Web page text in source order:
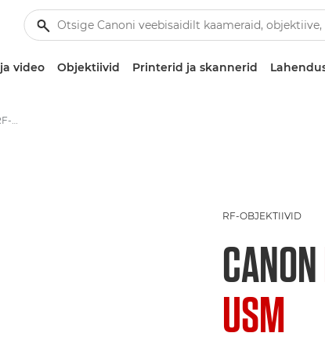
video Objektiivid Printerid ja skannerid
RF 600 mm F4L IS USM – RF-objektiivid
RF-OBJEKTIIVID
CANON
USM